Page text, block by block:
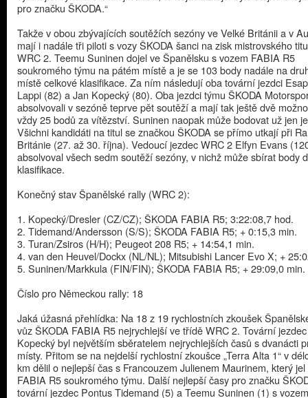
pro značku ŠKODA.“
Takže v obou zbývajících soutěžích sezóny ve Velké Británii a v
mají i nadále tři piloti s vozy ŠKODA šanci na zisk mistrovského
WRC 2. Teemu Suninen dojel ve Španělsku s vozem FABIA R5
soukromého týmu na pátém místě a je se 103 body nadále na
místě celkové klasifikace. Za ním následují oba tovární jezdci
Lappi (82) a Jan Kopecký (80). Oba jezdci týmu ŠKODA
absolvovali v sezóně teprve pět soutěží a mají tak ještě dvě
vždy 25 bodů za vítězství. Suninen naopak může bodovat už jen
Všichni kandidáti na titul se značkou ŠKODA se přímo utkají při
Británie (27. až 30. října). Vedoucí jezdec WRC 2 Elfyn Evans
absolvoval všech sedm soutěží sezóny, v nichž může sbírat body
klasifikace.
Konečný stav Španělské rally (WRC 2):
1. Kopecký/Dresler (CZ/CZ); ŠKODA FABIA R5; 3:22:08,7 hod.
2. Tidemand/Andersson (S/S); ŠKODA FABIA R5; + 0:15,3 min.
3. Turan/Zsiros (H/H); Peugeot 208 R5; + 14:54,1 min.
4. van den Heuvel/Dockx (NL/NL); Mitsubishi Lancer Evo X; +
5. Suninen/Markkula (FIN/FIN); ŠKODA FABIA R5; + 29:09,0 min.
Číslo pro Německou rally: 18
Jaká úžasná přehlídka: Na 18 z 19 rychlostních zkoušek
vůz ŠKODA FABIA R5 nejrychlejší ve třídě WRC 2. Tovární
Kopecký byl největším sběratelem nejrychlejších časů s dvanácti
místy. Přitom se na nejdelší rychlostní zkoušce „Terra Alta 1“ v
km dělil o nejlepší čas s Francouzem Julienem Maurinem, který
FABIA R5 soukromého týmu. Další nejlepší časy pro značku
tovární jezdec Pontus Tidemand (5) a Teemu Suninen (1) s